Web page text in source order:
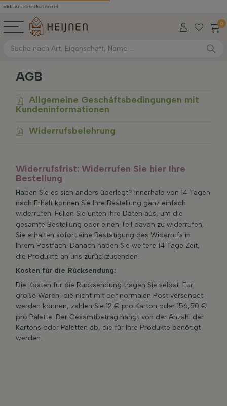
aus der Gärtnerei
0
AGB
Allgemeine Geschäftsbedingungen mit
Kundeninformationen
Widerrufsbelehrung
Widerrufsfrist: Widerrufen Sie hier Ihre
Bestellung
Haben Sie es sich anders überlegt? Innerhalb von 14 Tagen
nach Erhalt können Sie Ihre Bestellung ganz einfach
widerrufen. Füllen Sie unten Ihre Daten aus, um die
gesamte Bestellung oder einen Teil davon zu widerrufen.
Sie erhalten sofort eine Bestätigung des Widerrufs in
Ihrem Postfach. Danach haben Sie weitere 14 Tage Zeit,
die Produkte an uns zurückzusenden.
Kosten für die Rücksendung:
Die Kosten für die Rücksendung tragen Sie selbst. Für
große Waren, die nicht mit der normalen Post versendet
werden können, zahlen Sie 12 € pro Karton oder 156,50 €
pro Palette. Der Gesamtbetrag hängt von der Anzahl der
Kartons oder Paletten ab, die für Ihre Produkte benötigt
werden.